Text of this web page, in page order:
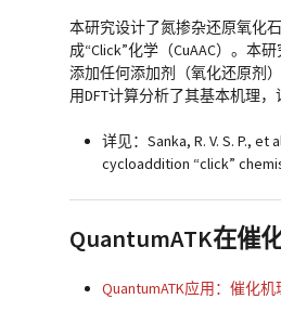
本研究设计了氮掺杂还原氧化
成“Click”化学（CuAAC）。本
添加任何添加剂（氧化还原剂
用DFT计算分析了其基本机理，
详见：Sanka, R. V. S. P.,
cycloaddition “click”
QuantumATK在催
QuantumATK应用：催化